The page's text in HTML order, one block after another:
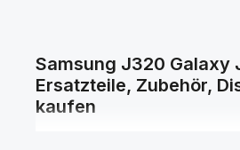
Samsung J320 Galaxy
Ersatzteile, Zubehör,
kaufen